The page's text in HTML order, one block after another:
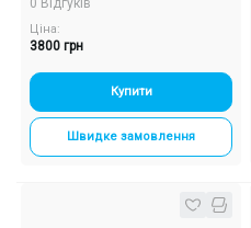
0 Відгуків
Ціна:
3800 грн
Купити
Швидке замовлення